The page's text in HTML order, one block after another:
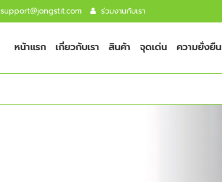
support@jongstit.com ร่วมงานกับเรา
หน้าแรก เกี่ยวกับเรา สินค้า จุดเด่น ความยั่งยืน